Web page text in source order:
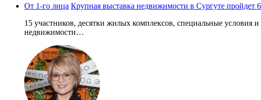
От 1-го лица Крупная выставка недвижимости в Сургуте пройдет
15 участников, десятки жилых комплексов, специальные
недвижимости…